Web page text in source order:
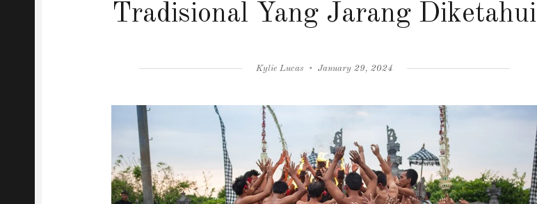
Tradisional Yang Jarang Diketahui
Author
Kylie Lucas
Posted
January 29, 2024